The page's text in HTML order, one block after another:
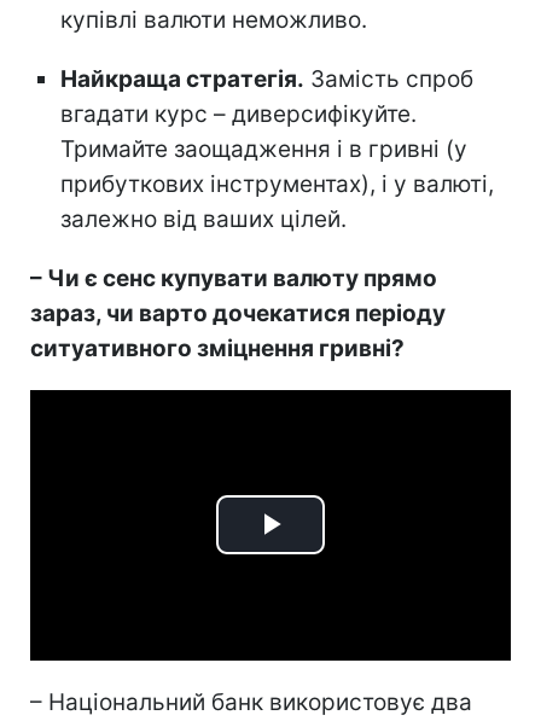
купівлі валюти неможливо.
Найкраща стратегія. Замість спроб
вгадати курс – диверсифікуйте.
Тримайте заощадження і в гривні (у
прибуткових інструментах), і у валюті,
залежно від ваших цілей.
– Чи є сенс купувати валюту прямо
зараз, чи варто дочекатися періоду
ситуативного зміцнення гривні?
Play
– Національний банк використовує два